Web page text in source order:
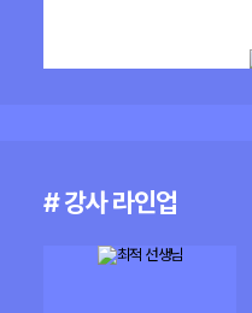
# 강사 라인업